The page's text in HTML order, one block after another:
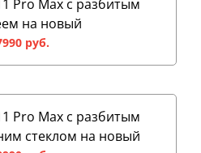
Pro Max с разбитым
на новый
руб.
Pro Max с разбитым
стеклом на новый